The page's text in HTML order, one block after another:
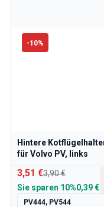
-10%
Hintere
für Volvo PV, links
3,51 €3,90 €
Sie sparen 10%0,39 €
PV444, PV544